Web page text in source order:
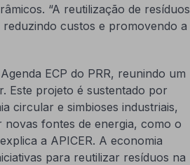
“A reutilização de resíduos
custos e promovendo a
ECP do PRR, reunindo um
Este projeto é sustentado por
circular e simbioses industriais,
novas fontes de energia, como o
a APICER. A economia
para reutilizar resíduos na